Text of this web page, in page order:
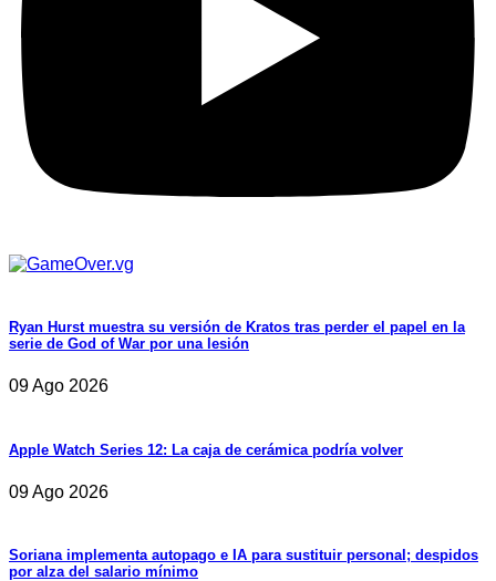
Ryan Hurst muestra su versión de Kratos tras perder el papel en la
serie de God of War por una lesión
09 Ago 2026
Apple Watch Series 12: La caja de cerámica podría volver
09 Ago 2026
Soriana implementa autopago e IA para sustituir personal; despidos
por alza del salario mínimo